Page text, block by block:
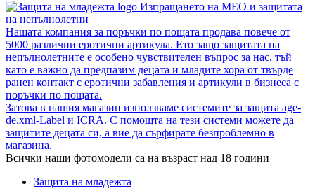
Изпращането на MEO и защитата
на непълнолетни
Нашата компания за поръчки по пощата продава повече от
5000 различни еротични артикула. Ето защо защитата на
непълнолетните е особено чувствителен въпрос за нас, тъй
като е важно да предпазим децата и младите хора от твърде
ранен контакт с еротични забавления и артикули в бизнеса с
поръчки по пощата.
Затова в нашия магазин използваме системите за защита age-
de.xml-Label и ICRA. С помощта на тези системи можете да
защитите децата си, а вие да сърфирате безпроблемно в
магазина.
Всички наши фотомодели са на възраст над 18 години
Защита на младежта